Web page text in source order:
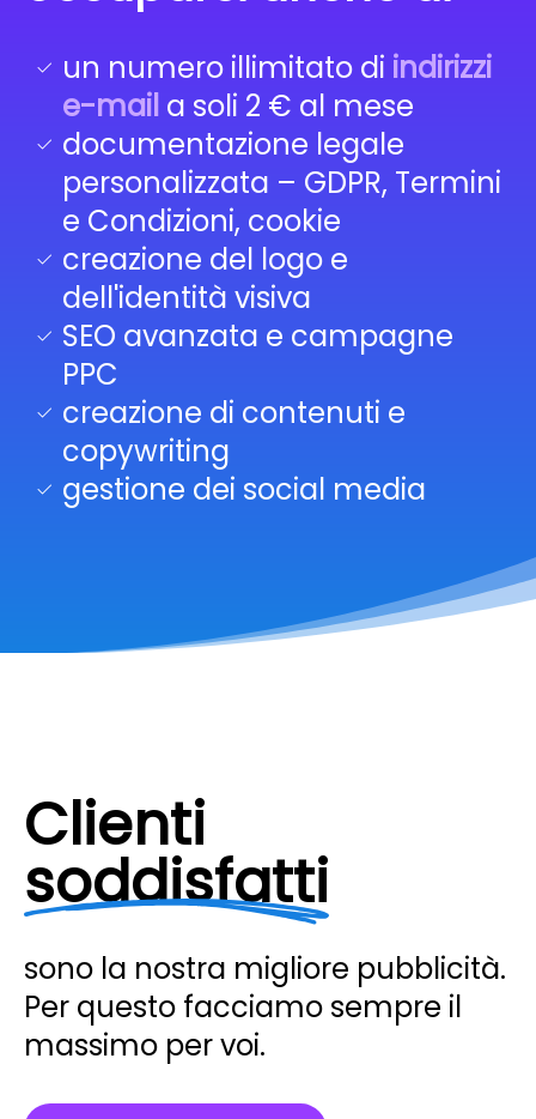
un numero illimitato di indirizzi
e-mail a soli 2 € al mese
documentazione legale
personalizzata – GDPR, Termini
e Condizioni, cookie
creazione del logo e
dell'identità visiva
SEO avanzata e campagne
PPC
creazione di contenuti e
copywriting
gestione dei social media
Clienti
soddisfatti
sono la nostra migliore pubblicità.
Per questo facciamo sempre il
massimo per voi.